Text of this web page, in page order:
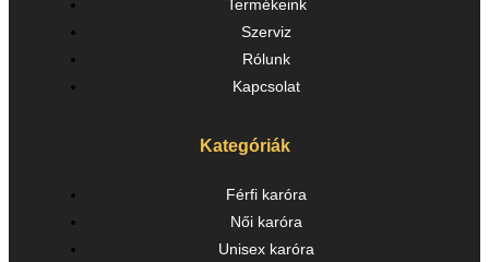
Termékeink
Szerviz
Rólunk
Kapcsolat
Kategóriák
Férfi karóra
Női karóra
Unisex karóra